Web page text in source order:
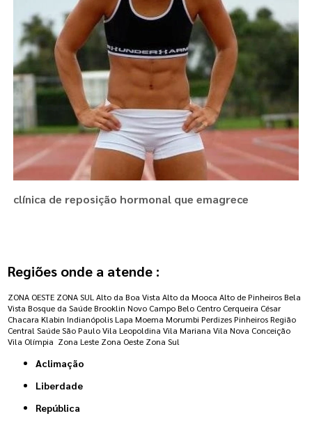
clínica de reposição hormonal que emagrece
Regiões onde a atende :
ZONA OESTE ZONA SUL Alto da Boa Vista Alto da Mooca Alto de Pinheiros Bela
Vista Bosque da Saúde Brooklin Novo Campo Belo Centro Cerqueira César
Chacara Klabin Indianópolis Lapa Moema Morumbi Perdizes Pinheiros Região
Central Saúde São Paulo Vila Leopoldina Vila Mariana Vila Nova Conceição
Vila Olímpia Zona Leste Zona Oeste Zona Sul
Aclimação
Liberdade
República